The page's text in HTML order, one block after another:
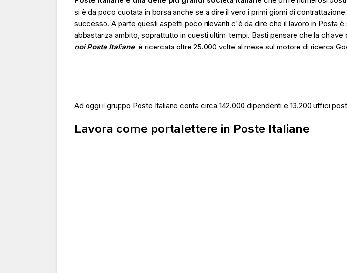
si è da poco quotata in borsa anche se a dire il vero i primi giorni di contrattazione
successo. A parte questi aspetti poco rilevanti c'è da dire che il lavoro in Posta è
abbastanza ambito, soprattutto in questi ultimi tempi. Basti pensare che la chiave
noiPoste Italiane è ricercata oltre 25.000 volte al mese sul motore di ricerca
Ad oggi il gruppo Poste Italiane conta circa 142.000 dipendenti e 13.200 uffici
Lavora come portalettere in Poste Italiane